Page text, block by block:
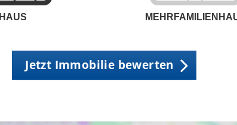
HAUS
Jetzt Immobilie bewerten